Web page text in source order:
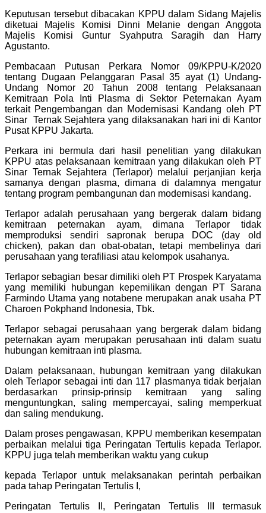
Keputusan tersebut dibacakan KPPU dalam Sidang Majelis
diketuai Majelis Komisi Dinni Melanie dengan Anggota
Majelis Komisi Guntur Syahputra Saragih dan Harry
Agustanto.
Pembacaan Putusan Perkara Nomor 09/KPPU-K/2020
tentang Dugaan Pelanggaran Pasal 35 ayat (1) Undang-
Undang Nomor 20 Tahun 2008 tentang Pelaksanaan
Kemitraan Pola Inti Plasma di Sektor Peternakan Ayam
terkait Pengembangan dan Modernisasi Kandang oleh PT
Sinar Ternak Sejahtera yang dilaksanakan hari ini di Kantor
Pusat KPPU Jakarta.
Perkara ini bermula dari hasil penelitian yang dilakukan
KPPU atas pelaksanaan kemitraan yang dilakukan oleh PT
Sinar Ternak Sejahtera (Terlapor) melalui perjanjian kerja
samanya dengan plasma, dimana di dalamnya mengatur
tentang program pembangunan dan modernisasi kandang.
Terlapor adalah perusahaan yang bergerak dalam bidang
kemitraan peternakan ayam, dimana Terlapor tidak
memproduksi sendiri sapronak berupa DOC (day old
chicken), pakan dan obat-obatan, tetapi membelinya dari
perusahaan yang terafiliasi atau kelompok usahanya.
Terlapor sebagian besar dimiliki oleh PT Prospek Karyatama
yang memiliki hubungan kepemilikan dengan PT Sarana
Farmindo Utama yang notabene merupakan anak usaha PT
Charoen Pokphand Indonesia, Tbk.
Terlapor sebagai perusahaan yang bergerak dalam bidang
peternakan ayam merupakan perusahaan inti dalam suatu
hubungan kemitraan inti plasma.
Dalam pelaksanaan, hubungan kemitraan yang dilakukan
oleh Terlapor sebagai inti dan 117 plasmanya tidak berjalan
berdasarkan prinsip-prinsip kemitraan yang saling
menguntungkan, saling mempercayai, saling memperkuat
dan saling mendukung.
Dalam proses pengawasan, KPPU memberikan kesempatan
perbaikan melalui tiga Peringatan Tertulis kepada Terlapor.
KPPU juga telah memberikan waktu yang cukup
kepada Terlapor untuk melaksanakan perintah perbaikan
pada tahap Peringatan Tertulis I,
Peringatan Tertulis II, Peringatan Tertulis III termasuk